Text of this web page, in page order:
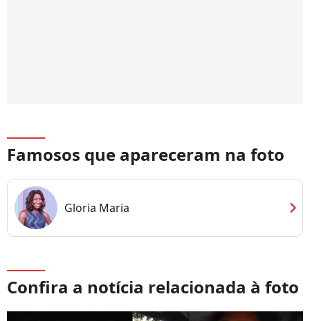
Famosos que apareceram na foto
Gloria Maria chevron_right
Confira a notícia relacionada à foto